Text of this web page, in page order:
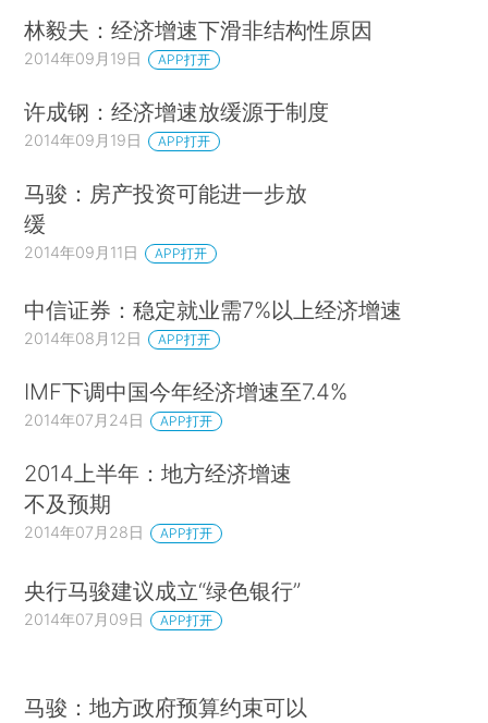
林毅夫：经济增速下滑非结构性原因
2014年09月19日 APP打开
许成钢：经济增速放缓源于制度
2014年09月19日 APP打开
马骏：房产投资可能进一步放
缓
2014年09月11日 APP打开
中信证券：稳定就业需7%以上经济增速
2014年08月12日 APP打开
IMF下调中国今年经济增速至7.4%
2014年07月24日 APP打开
2014上半年：地方经济增速
不及预期
2014年07月28日 APP打开
央行马骏建议成立“绿色银行”
2014年07月09日 APP打开
马骏：地方政府预算约束可以